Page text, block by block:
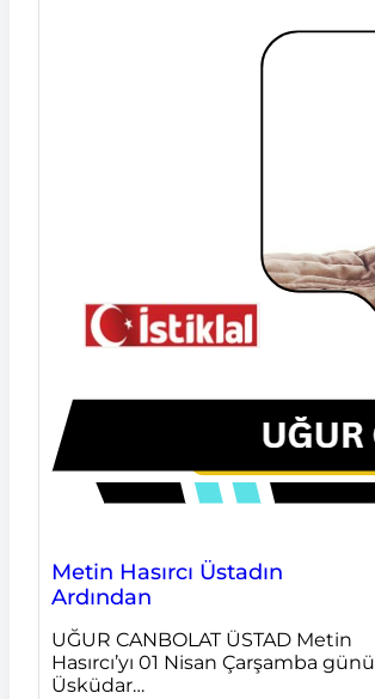
Metin Hasırcı Üstadın
Ardından
UĞUR CANBOLAT ÜSTAD Metin
Hasırcı’yı 01 Nisan Çarşamba günü
Üsküdar…